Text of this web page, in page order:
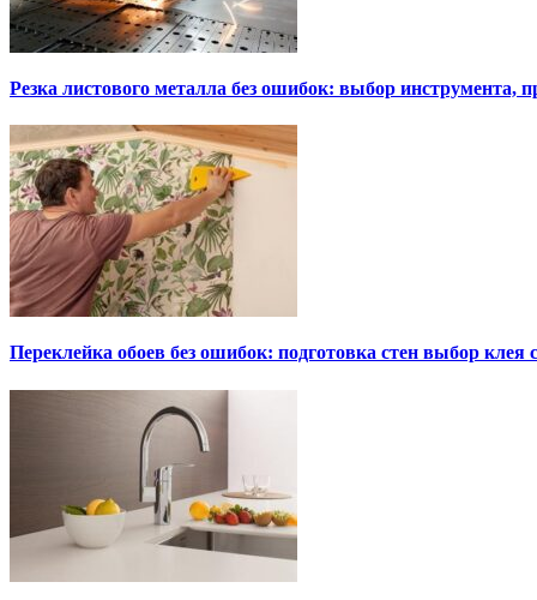
Резка листового металла без ошибок: выбор инструмента,
Переклейка обоев без ошибок: подготовка стен выбор клея